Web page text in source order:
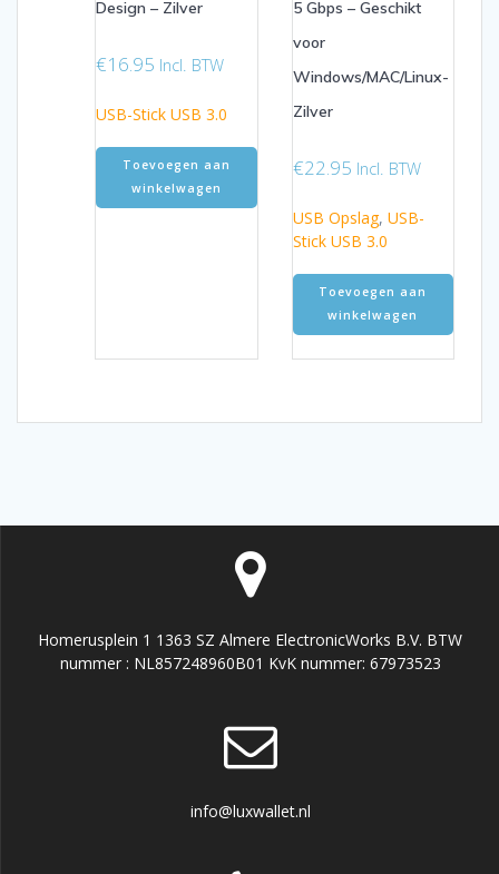
Design – Zilver
€16.95 Incl. BTW
USB-Stick USB 3.0
Toevoegen aan
winkelwagen
5 Gbps – Geschikt
voor
Windows/MAC/Linux-
Zilver
€22.95 Incl. BTW
USB Opslag, USB-
Stick USB 3.0
Toevoegen aan
winkelwagen
Homerusplein 1 1363 SZ Almere ElectronicWorks B.V. BTW
nummer : NL857248960B01 KvK nummer: 67973523
info@luxwallet.nl